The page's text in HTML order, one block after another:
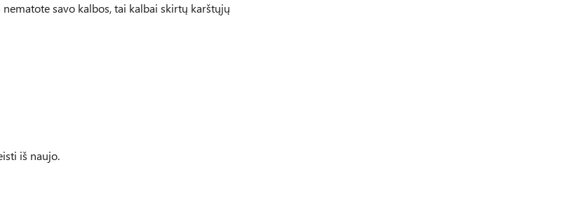
savo kalbos, tai kalbai skirtų karštųjų
iš naujo.